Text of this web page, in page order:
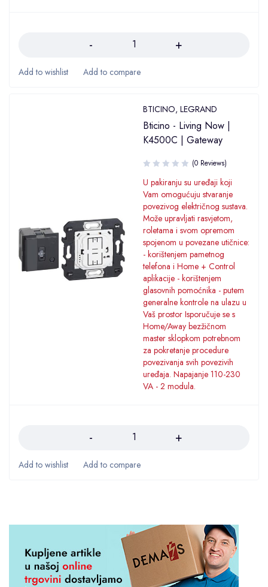
BTICINO, LEGRAND
Bticino - Living Now |
K4500C | Gateway
(0 Reviews)
U pakiranju su uređaji koji
Vam omogućuju stvaranje
povezivog električnog sustava.
Može upravljati rasvjetom,
roletama i svom opremom
spojenom u povezane utičnice:
- korištenjem pametnog
telefona i Home + Control
aplikacije - korištenjem
glasovnih pomoćnika - putem
generalne kontrole na ulazu u
Vaš prostor Isporučuje se s
Home/Away bezžičnom
master sklopkom potrebnom
za pokretanje procedure
povezivanja svih povezivih
uređaja. Napajanje 110-230
VA - 2 modula.